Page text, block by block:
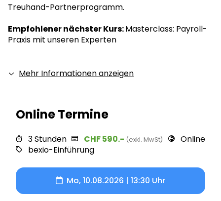
Treuhand-Partnerprogramm.
Empfohlener nächster Kurs:Masterclass: Payroll-
Praxis mit unseren Experten
Mehr Informationen anzeigen
Online Termine
3Stunden CHF 590.- (exkl. MwSt)
Online
bexio-Einführung
Mo, 10.08.2026 | 13:30 Uhr